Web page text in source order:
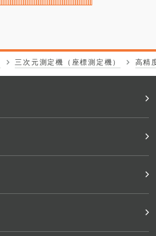
三次元測定機（座標測定機） 高精